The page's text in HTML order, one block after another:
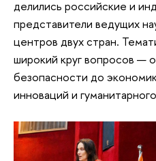
делились российские и
представители ведущих
центров двух стран.
широкий круг вопросов —
безопасности до
инноваций и